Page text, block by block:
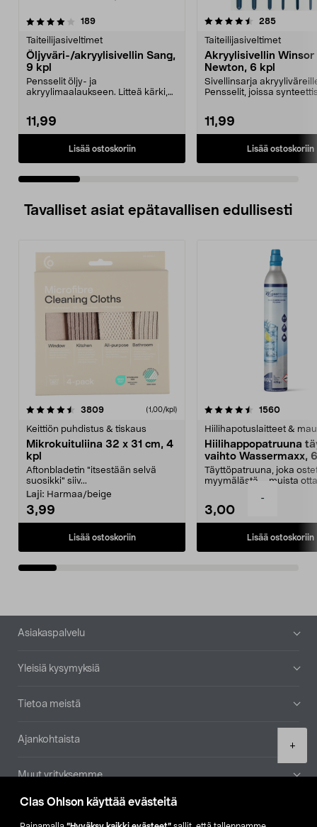
Clas Ohlson käyttää evästeitä
-
+
189arvostelut
Taiteilijasiveltimet
Öljyväri-/akryylisivellin Sang,
9 kpl
Pensselit öljy- ja
akryylimaalaukseen. Litteä kärki,
11,99
Lisää ostoskoriin
4.5 viidestä
285arvostelut
Taiteilijasiveltimet
Akryylisivellin Winsor
Newton, 6 kpl
Sivellinsarja
Pensselit, joissa
11,99
Lisää ostoskoriin
4.5 viidestä
Tavalliset asiat epätavallisen edullisesti
3809arvostelut (1,00/kpl)
Keittiön puhdistus & tiskaus
Mikrokuituliina 32 x 31 cm, 4
kpl
Aftonbladetin "itsestään selvä
suosikki" siiv...
Laji: Harmaa/beige
3,99
Lisää ostoskoriin
4.5viidestä
1560
Hiilihapotuslaitteet &
Hiilihappopatruuna
vaihto Wassermaxx,
Täyttöpatruuna, joka
myymälästä – muista
3,00
Lisää ostoskoriin
4.5viidestä
Alatunniste
Asiakaspalvelu
Yleisiä kysymyksiä
Tietoa meistä
Ajankohtaista
Muut yrityksemme
Etsi myymälä